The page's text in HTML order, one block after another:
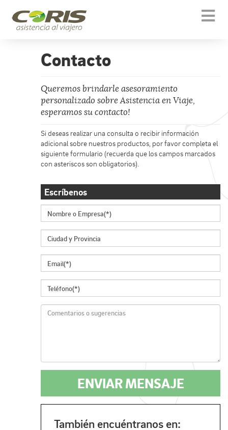
Contacto
Queremos brindarle asesoramiento
personalizado sobre Asistencia en Viaje,
esperamos su contacto!
Si deseas realizar una consulta o recibir información
adicional sobre nuestros productos, por favor completa el
siguiente formulario (recuerda que los campos marcados
con asteriscos son obligatorios).
Escríbenos
ENVIAR MENSAJE
También encuéntranos en: